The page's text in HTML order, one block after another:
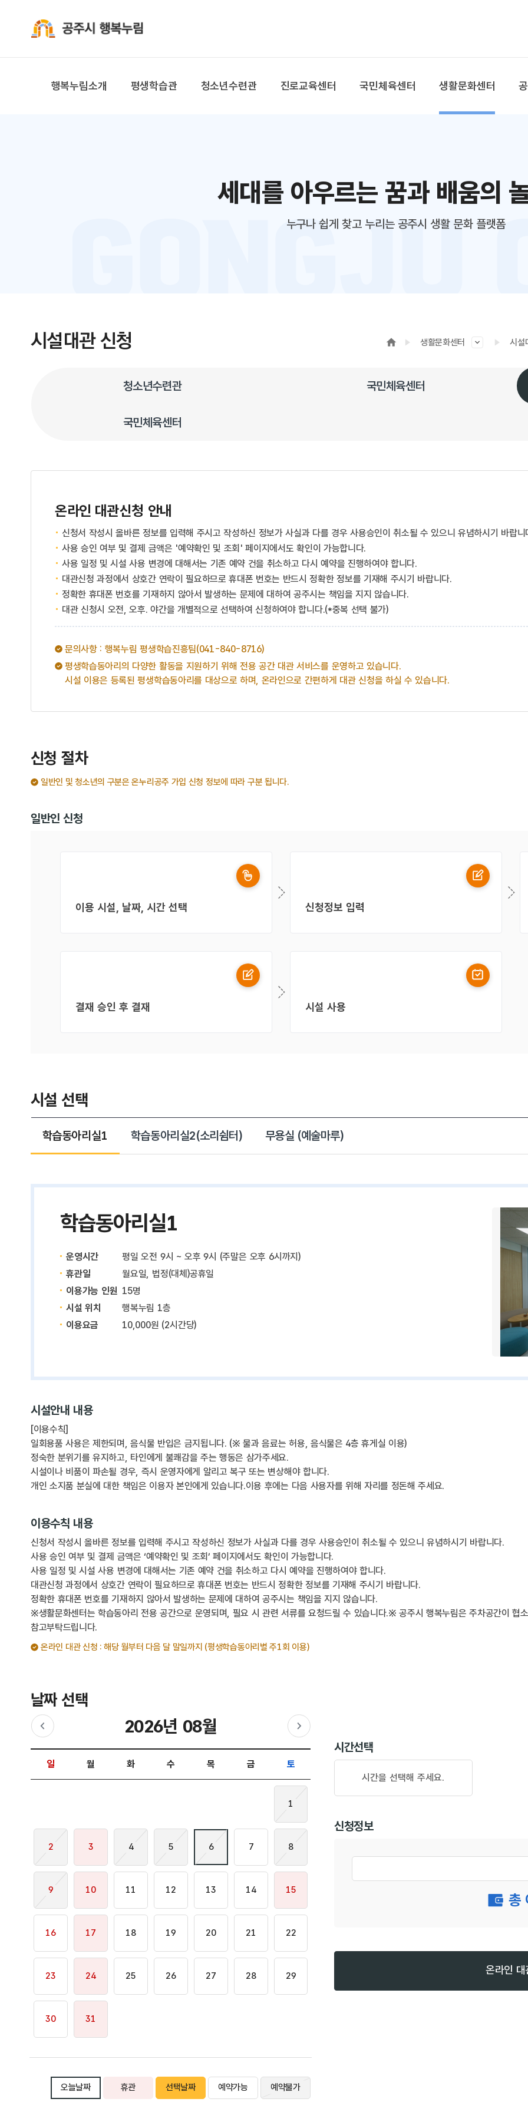
행복누림소개 평생학습관 청소년수련관 진로교육센터 국민체육센터 생활문화센터
세대를 아우르는 꿈과 배움의
누구나 쉽게 찾고 누리는 공주시 생활 문화 플랫폼
시설대관 신청 생활문화센터 시설
청소년수련관 국민체육센터
국민체육센터
온라인 대관신청 안내
신청서 작성시 올바른 정보를 입력해 주시고 작성하신 정보가 사실과 다를 경우 사용승인이 취소될 수 있으니 유념하시기 바랍니
사용 승인 여부 및 결제 금액은 '예약확인 및 조회' 페이지에서도 확인이 가능합니다.
사용 일정 및 시설 사용 변경에 대해서는 기존 예약 건을 취소하고 다시 예약을 진행하여야 합니다.
대관신청 과정에서 상호간 연락이 필요하므로 휴대폰 번호는 반드시 정확한 정보를 기재해 주시기 바랍니다.
정확한 휴대폰 번호를 기재하지 않아서 발생하는 문제에 대하여 공주시는 책임을 지지 않습니다.
대관 신청시 오전, 오후. 야간을 개별적으로 선택하여 신청하여야 합니다.(*중복 선택 불가)
문의사항 : 행복누림 평생학습진흥팀(041-840-8716)
평생학습동아리의 다양한 활동을 지원하기 위해 전용 공간 대관 서비스를 운영하고 있습니다.
시설 이용은 등록된 평생학습동아리를 대상으로 하며, 온라인으로 간편하게 대관 신청을 하실 수 있습니다.
신청 절차
일반인 및 청소년의 구분은 온누리공주 가입 신청 정보에 따라 구분 됩니다.
일반인 신청
이용 시설, 날짜, 시간 선택 신청정보 입력
결재 승인 후 결재 시설 사용
시설 선택
학습동아리실1 학습동아리실2(소리쉼터) 무용실 (예술마루)
학습동아리실1
운영시간
평일 오전 9시 ~ 오후 9시 (주말은 오후 6시까지)
휴관일
월요일, 법정(대체)공휴일
이용가능 인원 15명
시설 위치
행복누림 1층
이용요금
10,000원 (2시간당)
시설안내 내용
[이용수칙]
일회용품 사용은 제한되며, 음식물 반입은 금지됩니다. (※ 물과 음료는 허용, 음식물은 4층 휴게실 이용)
정숙한 분위기를 유지하고, 타인에게 불쾌감을 주는 행동은 삼가주세요.
시설이나 비품이 파손될 경우, 즉시 운영자에게 알리고 복구 또는 변상해야 합니다.
개인 소지품 분실에 대한 책임은 이용자 본인에게 있습니다.이용 후에는 다음 사용자를 위해 자리를 정돈해 주세요.
이용수칙 내용
신청서 작성시 올바른 정보를 입력해 주시고 작성하신 정보가 사실과 다를 경우 사용승인이 취소될 수 있으니 유념하시기 바랍니다.
사용 승인 여부 및 결제 금액은 ‘예약확인 및 조회’ 페이지에서도 확인이 가능합니다.
사용 일정 및 시설 사용 변경에 대해서는 기존 예약 건을 취소하고 다시 예약을 진행하여야 합니다.
대관신청 과정에서 상호간 연락이 필요하므로 휴대폰 번호는 반드시 정확한 정보를 기재해 주시기 바랍니다.
정확한 휴대폰 번호를 기재하지 않아서 발생하는 문제에 대하여 공주시는 책임을 지지 않습니다.
※생활문화센터는 학습동아리 전용 공간으로 운영되며, 필요 시 관련 서류를 요청드릴 수 있습니다.※ 공주시 행복누림은 주차공간이 협
참고부탁드립니다.
온라인 대관 신청 : 해당 월부터 다음 달 말일까지 (평생학습동아리별 주1회 이용)
날짜 선택
이전달 2026년 08월
다음달
날짜 선택 달력입니다.
일
월 화 수 목 금 토
1
2 3 4 5 6 7 8
9 10 11 12 13 14 15
16 17 18 19 20 21 22
23 24 25 26 27 28 29
30 31
오늘날짜 휴관 선택날짜 예약가능 예약불가
시간선택
시간을 선택해 주세요.
신청정보
총
온라인